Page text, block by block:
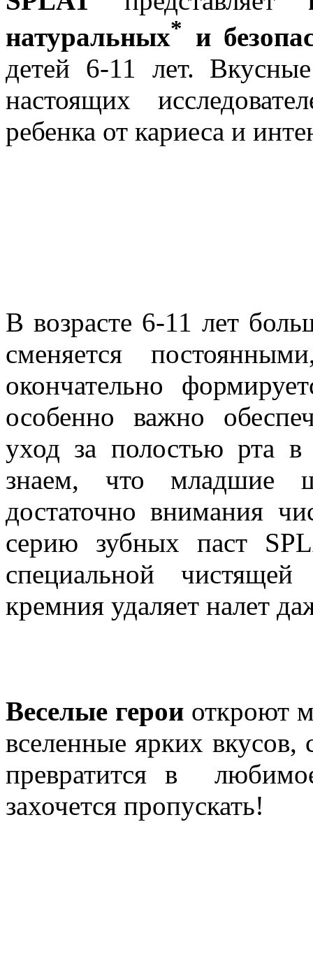
натуральных*
и
детей 6-11 лет.
настоящих
ребенка от кариеса и
В возрасте 6-11 лет
сменяется
окончательно
особенно важно
уход за полостью рта
знаем, что младшие
достаточно внимания
серию зубных паст
специальной
кремния удаляет налет
Веселые герои откроют
вселенные ярких вкусов,
превратится в
захочется пропускать!